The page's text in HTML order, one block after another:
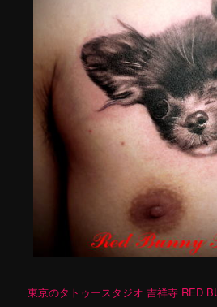
東京のタトゥースタジオ 吉祥寺 RED